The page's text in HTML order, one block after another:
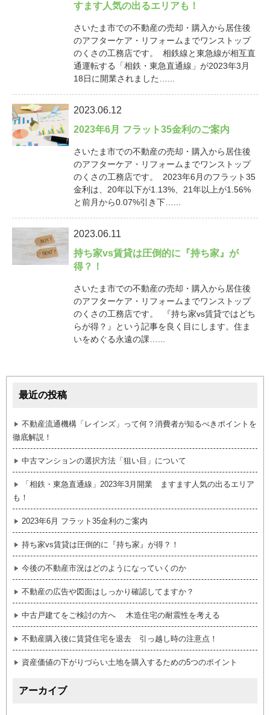
すます人気の出るエリアも！
さいたま市での不動産の売却・購入から居住後
のアフターケア・リフォームまでワンストップ
のくさの工務店です。 相鉄線と東急線が相互直
通運転する「相鉄・東急直通線」が2023年3月
18日に開業されました…...
2023.06.12
2023年6月 フラット35金利のご案内
さいたま市での不動産の売却・購入から居住後
のアフターケア・リフォームまでワンストップ
のくさの工務店です。 2023年6月のフラット35
金利は、20年以下が1.13%、21年以上が1.56%
と前月から0.07%引き下…...
2023.06.11
持ち家vs賃貸は圧倒的に『持ち家』が
得？！
さいたま市での不動産の売却・購入から居住後
のアフターケア・リフォームまでワンストップ
のくさの工務店です。 『持ち家vs賃貸ではどち
らが得？』という記事を良く目にします。住ま
いをめぐる永遠の課…...
最近の投稿
不動産流通機構「レインズ」って何？消費者が知るべきポイントを
徹底解説！
中古マンションの選択方法「狙い目」について
「相鉄・東急直通線」2023年3月開業 ますます人気の出るエリア
も！
2023年6月 フラット35金利のご案内
持ち家vs賃貸は圧倒的に『持ち家』が得？！
今後の不動産市況はどのようになっていくのか
不動産の広告や図面はしっかり確認してますか？
中古戸建てをご検討の方へ 木造住宅の耐震性を考える
不動産購入後に賃貸住宅を退去 引っ越し時の注意点！
資産価値の下がりづらい土地を購入するための5つのポイント
アーカイブ